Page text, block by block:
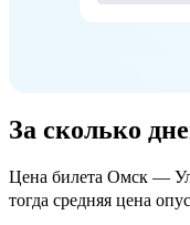
За сколько
Цена билета Омск —
тогда средняя цена